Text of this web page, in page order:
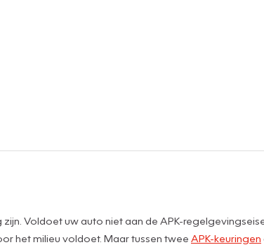
Voldoet uw auto niet aan de APK-
het milieu voldoet. Maar tussen twee APK-keuringen